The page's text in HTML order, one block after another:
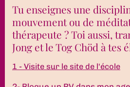
Tu enseignes une
mouvement ou de
thérapeute ? Toi aussi,
Jong et le Tog Chöd à tes
1 - Visite sur le site de l'école